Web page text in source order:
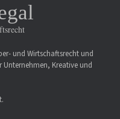
und Wirtschaftsrecht und
Kreative und